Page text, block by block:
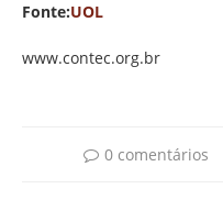
Fonte:UOL
www.contec.org.br
0 comentários